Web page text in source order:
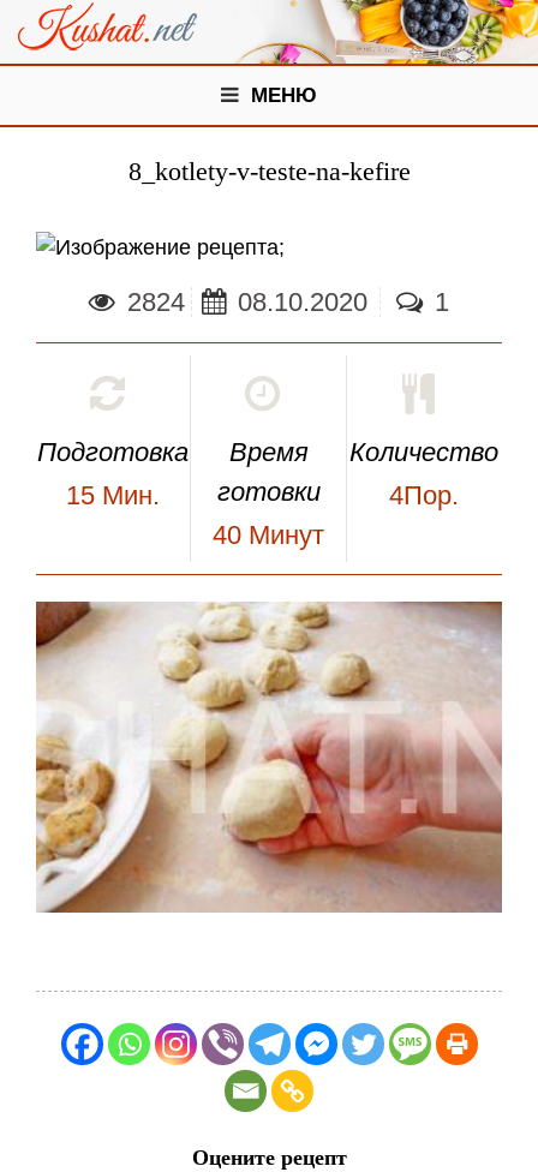
МЕНЮ
8_kotlety-v-teste-na-kefire
;
2824 08.10.2020 1
Подготовка
15 Мин.
Время
готовки
40 Минут
Количество
4Пор.
Оцените рецепт